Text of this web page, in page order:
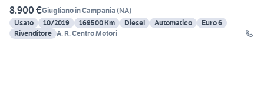
8.900 €Giugliano in Campania (NA)
Usato
10/2019 169500 Km Diesel Automatico
Euro 6
Rivenditore A. R. Centro Motori